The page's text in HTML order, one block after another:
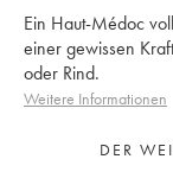
Ein Haut-Médoc
einer gewissen
oder Rind.
Weitere Informationen
DER